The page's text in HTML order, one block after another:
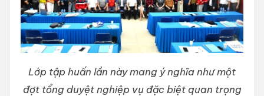
Lớp tập huấn lần này mang ý nghĩa như một
đợt tổng duyệt nghiệp vụ đặc biệt quan trọng